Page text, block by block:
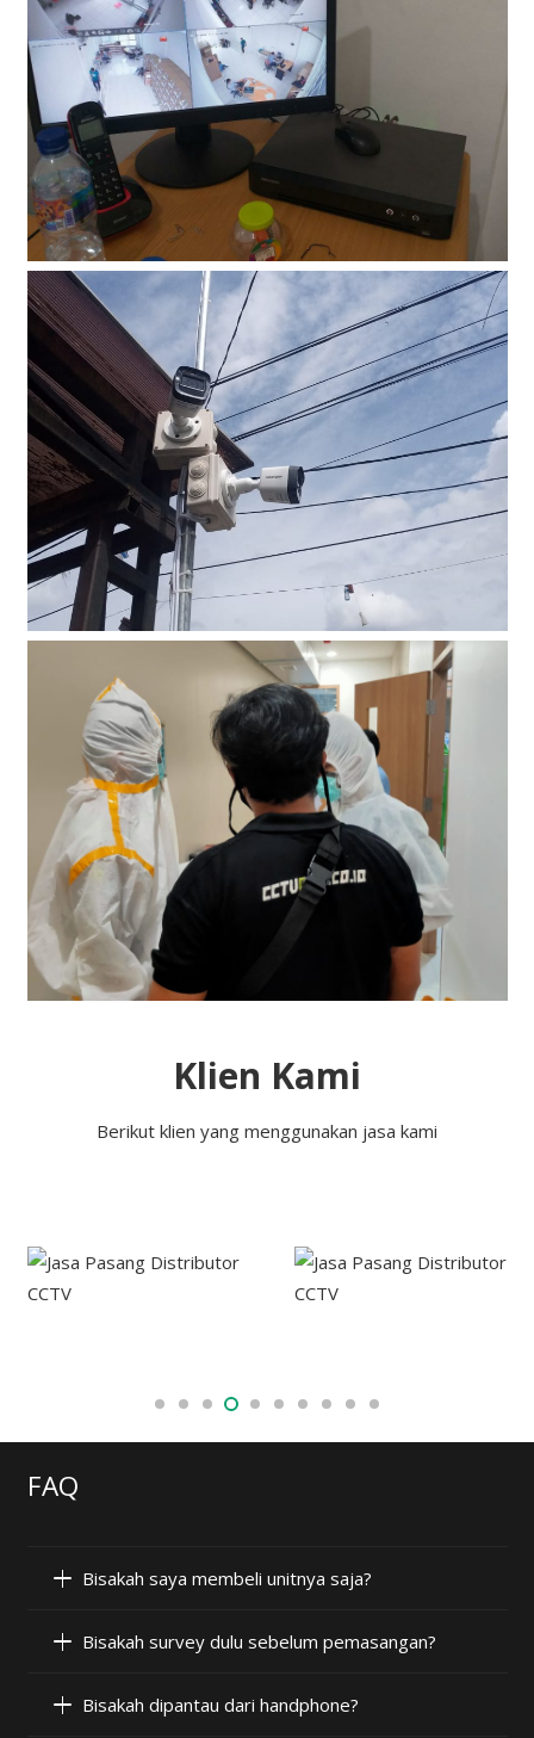
Klien Kami
Berikut klien yang menggunakan jasa kami
FAQ
Bisakah saya membeli unitnya saja?
Bisakah survey dulu sebelum pemasangan?
Bisakah dipantau dari handphone?